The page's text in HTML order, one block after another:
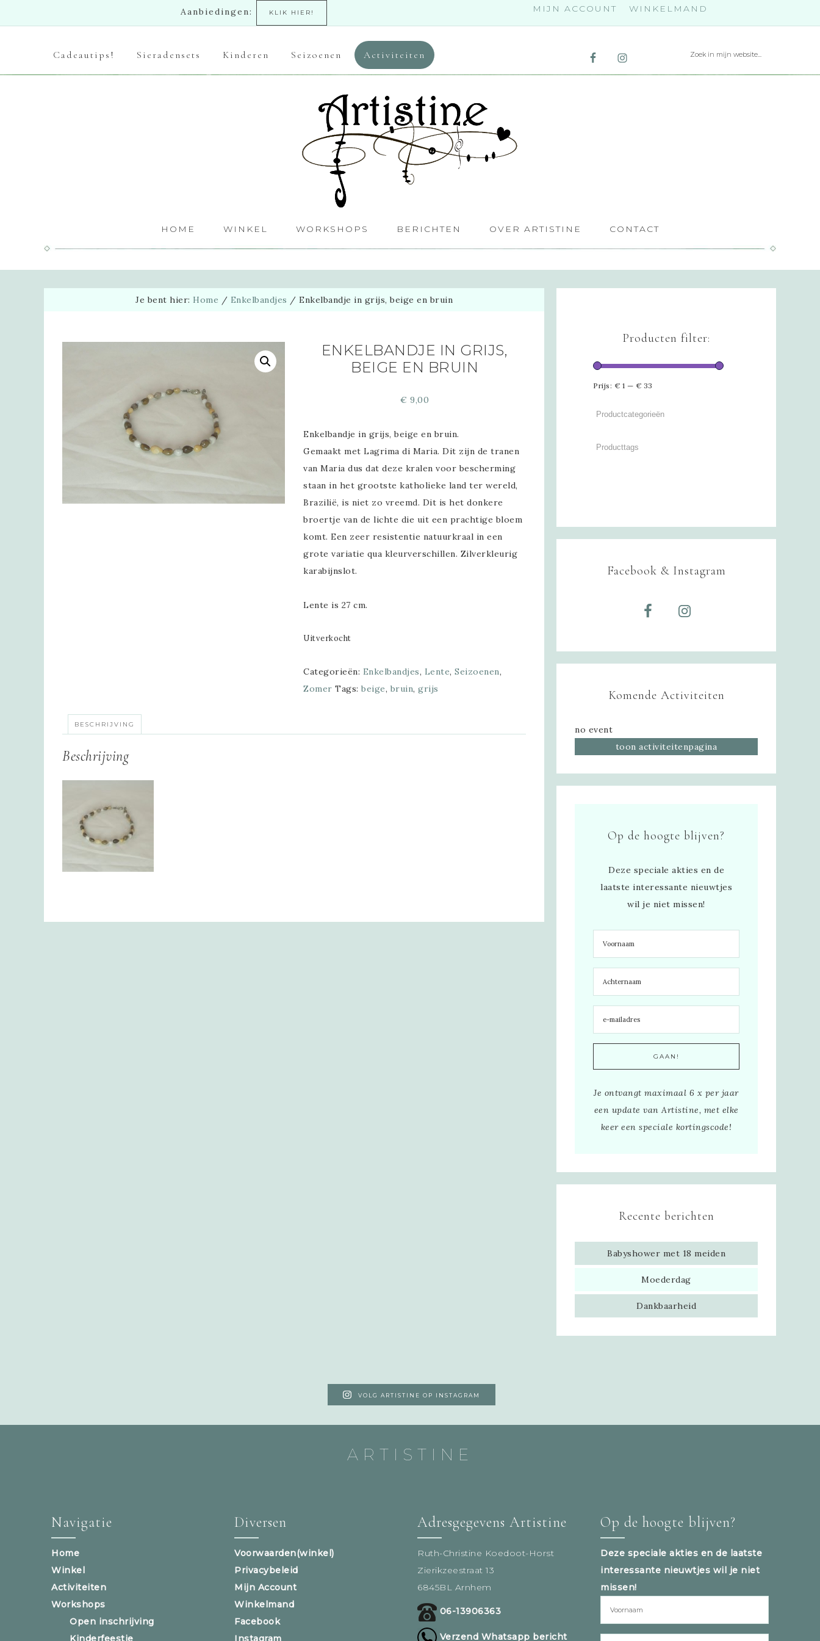
Aanbiedingen: KLIK HIER! MIJN ACCOUNT WINKELMAND
Cadeautips! Sieradensets Kinderen Seizoenen Activiteiten
HOME WINKEL WORKSHOPS BERICHTEN OVER ARTISTINE CONTACT
Je bent hier: Home / Enkelbandjes / Enkelbandje in grijs, beige en bruin
ENKELBANDJE IN GRIJS,
BEIGE EN BRUIN
€ 9,00
Enkelbandje in grijs, beige en bruin.
Gemaakt met Lagrima di Maria. Dit zijn de tranen
van Maria dus dat deze kralen voor bescherming
staan in het grootste katholieke land ter wereld,
Brazilië, is niet zo vreemd. Dit is het donkere
broertje van de lichte die uit een prachtige bloem
komt. Een zeer resistentie natuurkraal in een
grote variatie qua kleurverschillen. Zilverkleurig
karabijnslot.
Lente is 27 cm.
Uitverkocht
Categorieën: Enkelbandjes, Lente,Seizoenen,
Zomer Tags:beige, bruin,grijs
BESCHRIJVING
Beschrijving
Producten filter:
Prijs: € 1 — € 33
Facebook & Instagram
Komende Activiteiten
no event
toon activiteitenpagina
Op de hoogte blijven?
Deze speciale akties en de
laatste interessante nieuwtjes
wil je niet missen!
Je ontvangt maximaal 6 x per jaar
een update van Artistine, met elke
keer een speciale kortingscode!
Recente berichten
Babyshower met 18 meiden
Moederdag
Dankbaarheid
VOLG ARTISTINE OP INSTAGRAM
ARTISTINE
Navigatie
Home
Winkel
Activiteiten
Workshops
Open inschrijving
Kinderfeestje
Diversen
Voorwaarden(winkel)
Privacybeleid
Mijn Account
Winkelmand
Facebook
Instagram
Adresgegevens Artistine
Ruth-Christine Koedoot-Horst
Zierikzeestraat 13
6845BL Arnhem
06-13906363
Verzend Whatsapp bericht
Op de hoogte blijven?
Deze speciale akties en de laatste
interessante nieuwtjes wil je niet
missen!